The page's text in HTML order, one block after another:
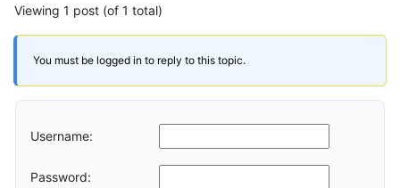
Viewing 1 post (of 1 total)
You must be logged in to reply to this topic.
Username:
Password: